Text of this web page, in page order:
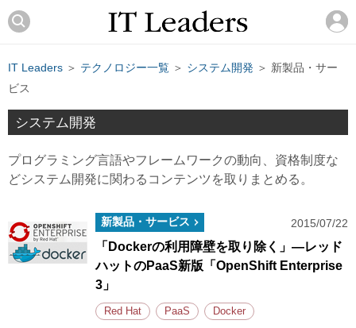
IT Leaders ＞ テクノロジー一覧 ＞ システム開発 ＞ 新製品・サー
ビス
システム開発
プログラミング言語やフレームワークの動向、資格制度な
どシステム開発に関わるコンテンツを取りまとめる。
新製品・サービス 2015/07/22
「Dockerの利用障壁を取り除く」―レッド
ハットのPaaS新版「OpenShift Enterprise
3」
Red Hat PaaS Docker